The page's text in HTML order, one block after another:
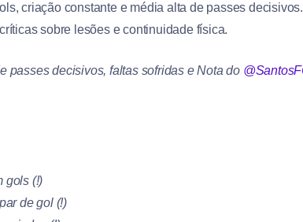
criação constante e média alta de passes
sobre lesões e continuidade física.
passes decisivos, faltas sofridas e Nota do
gols (!)
de gol (!)